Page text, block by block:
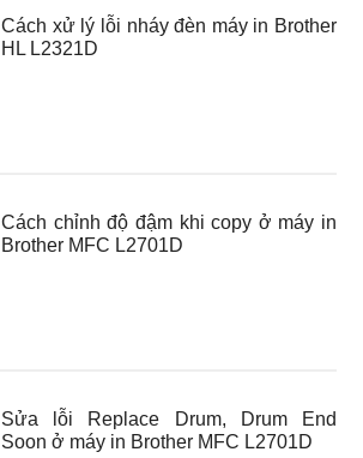
Cách xử lý lỗi nháy đèn máy in Brother
HL L2321D
Cách chỉnh độ đậm khi copy ở máy in
Brother MFC L2701D
Sửa lỗi Replace Drum, Drum End
Soon ở máy in Brother MFC L2701D